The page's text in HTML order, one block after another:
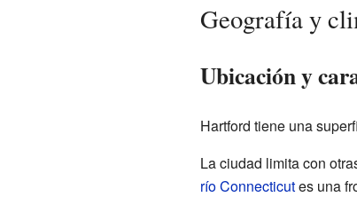
Geografía y
Ubicación y
Hartford tiene una
La ciudad limita con
río Connecticutes una